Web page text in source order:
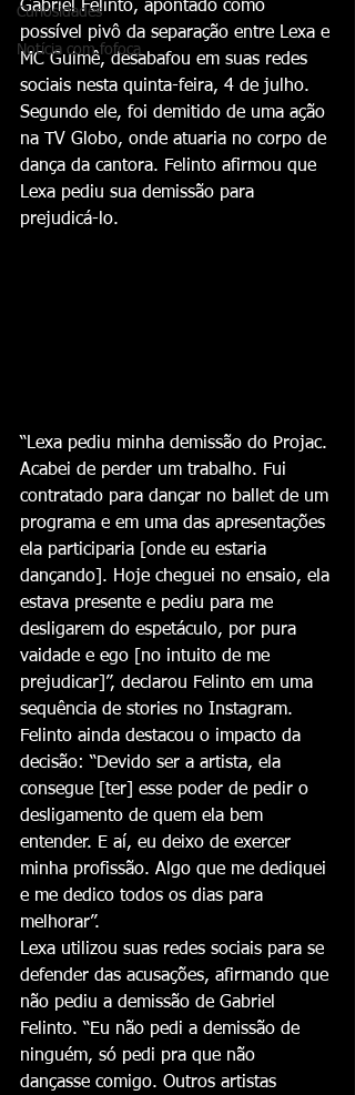
Curiosidades
Notícia com fofoca
Gabriel Felinto, apontado como
possível pivô da separação entre Lexa e
MC Guimê, desabafou em suas redes
sociais nesta quinta-feira, 4 de julho.
Segundo ele, foi demitido de uma ação
na TV Globo, onde atuaria no corpo de
dança da cantora. Felinto afirmou que
Lexa pediu sua demissão para
prejudicá-lo.
“Lexa pediu minha demissão do Projac.
Acabei de perder um trabalho. Fui
contratado para dançar no ballet de um
programa e em uma das apresentações
ela participaria [onde eu estaria
dançando]. Hoje cheguei no ensaio, ela
estava presente e pediu para me
desligarem do espetáculo, por pura
vaidade e ego [no intuito de me
prejudicar]”, declarou Felinto em uma
sequência de stories no Instagram.
Felinto ainda destacou o impacto da
decisão: “Devido ser a artista, ela
consegue [ter] esse poder de pedir o
desligamento de quem ela bem
entender. E aí, eu deixo de exercer
minha profissão. Algo que me dediquei
e me dedico todos os dias para
melhorar”.
Lexa utilizou suas redes sociais para se
defender das acusações, afirmando que
não pediu a demissão de Gabriel
Felinto. “Eu não pedi a demissão de
ninguém, só pedi pra que não
dançasse comigo. Outros artistas